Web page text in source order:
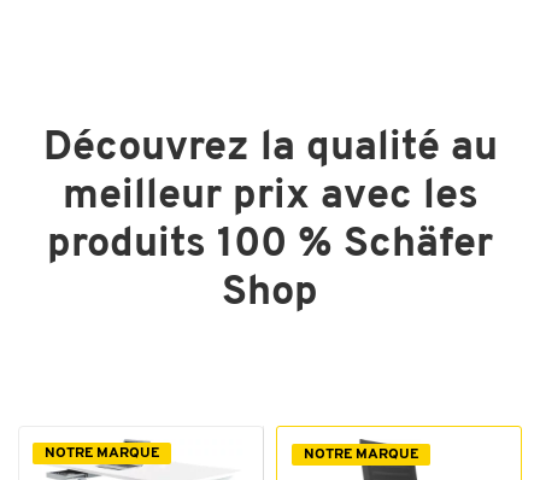
Découvrez la qualité au
meilleur prix avec les
produits 100 % Schäfer
Shop
NOTRE MARQUE NOTRE MARQUE